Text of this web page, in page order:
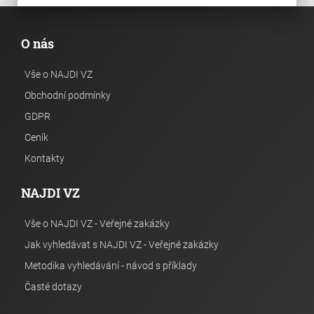
O nás
Vše o NAJDI VZ
Obchodní podmínky
GDPR
Ceník
Kontakty
NAJDI VZ
Vše o NAJDI VZ - Veřejné zakázky
Jak vyhledávat s NAJDI VZ - Veřejné zakázky
Metodika vyhledávání - návod s příklady
Časté dotazy